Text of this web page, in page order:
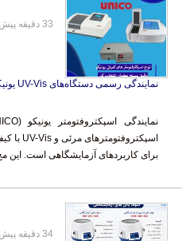
نمایندگی رسمی دستگاه‌های UV-Vis یونیکو
برای کاربردهای آزمایشگاهی است. این مج
33 دقیقه پیش
34 دقیقه پیش